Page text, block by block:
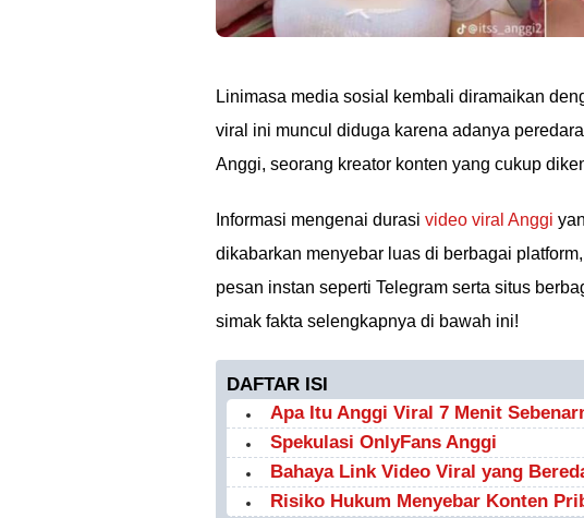
Linimasa media sosial kembali diramaikan
viral ini muncul diduga karena adanya
Anggi, seorang kreator konten yang cukup
Informasi mengenai durasi video viral Anggi
dikabarkan menyebar luas di berbagai
pesan instan seperti Telegram serta situs
simak fakta selengkapnya di bawah ini!
DAFTAR ISI
Apa Itu Anggi Viral 7 Menit
Spekulasi OnlyFans Anggi
Bahaya Link Video Viral yang
Risiko Hukum Menyebar Konten